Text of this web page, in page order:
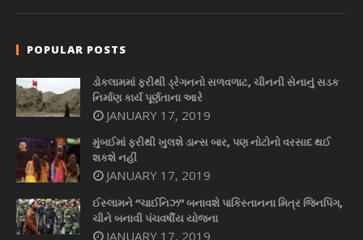
POPULAR POSTS
ડોકલામમાં ફરીથી ડ્રેગનનો સળવળાટ, ચીનની સેનાનું સડક
નિર્માણ કાર્ય પૂર્ણતાના આરે
JANUARY 17, 2019
મુંબઈમાં ફરીથી ખુલશે ડાન્સ બાર, પણ નોટોનો વરસાદ થઈ
શકશે નહીં
JANUARY 17, 2019
ઈસ્લામને “ચાઈનિઝ” બનાવશે પાકિસ્તાનના મિત્ર જિનપિંગ,
ચીને બનાવી પંચવર્ષીય યોજના
JANUARY 17, 2019